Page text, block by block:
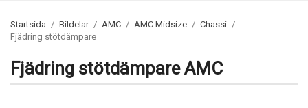
Startsida / Bildelar / AMC / AMC Midsize / Chassi /
Fjädring stötdämpare
Fjädring stötdämpare AMC